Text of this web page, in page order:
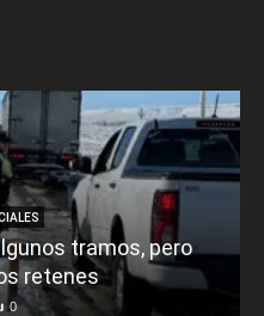
tramos, pero
retenes
0